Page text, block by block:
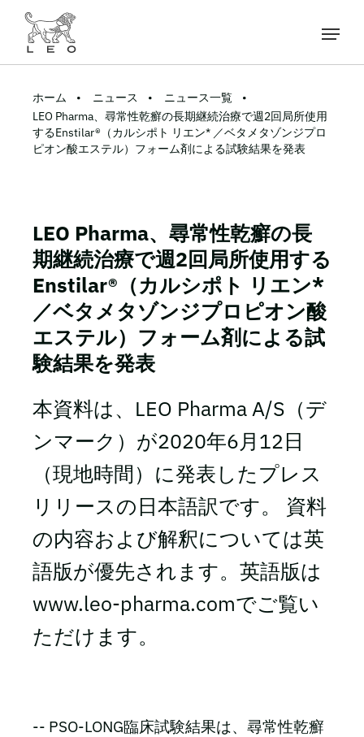
ホーム ニュース
ニュース一覧
LEO Pharma、尋常性乾癬の長期継続治療で週2回局所使用
するEnstilar®（カルシポト リエン* ／ベタメタゾンジプロ
ピオン酸エステル）フォーム剤による試験結果を発表
LEO Pharma、尋常性乾癬の長
期継続治療で週2回局所使用する
Enstilar®（カルシポト リエン*
／ベタメタゾンジプロピオン酸
エステル）フォーム剤による試
験結果を発表
本資料は、LEO Pharma A/S（デ
ンマーク）が2020年6月12日
（現地時間）に発表したプレス
リリースの日本語訳です。 資料
の内容および解釈については英
語版が優先されます。英語版は
www.leo-pharma.comでご覧い
ただけます。
-- PSO-LONG臨床試験結果は、尋常性乾癬